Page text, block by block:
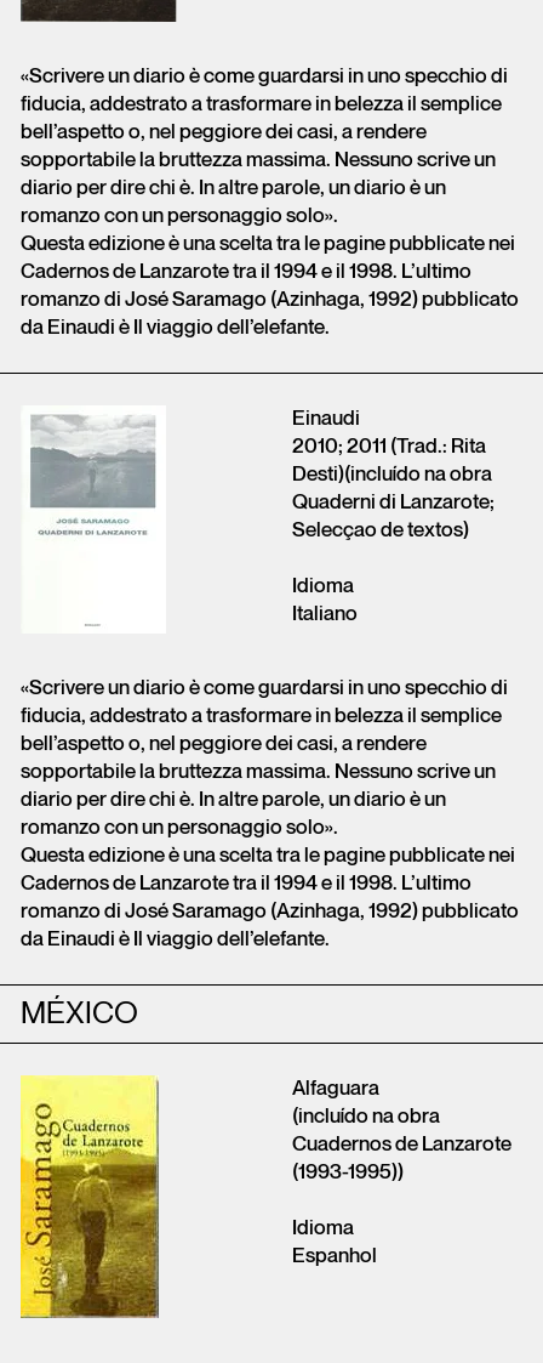
«Scrivere un diario è come guardarsi in uno specchio di
fiducia, addestrato a trasformare in belezza il semplice
bell’aspetto o, nel peggiore dei casi, a rendere
sopportabile la bruttezza massima. Nessuno scrive un
diario per dire chi è. In altre parole, un diario è un
romanzo con un personaggio solo».
Questa edizione è una scelta tra le pagine pubblicate nei
Cadernos de Lanzarote tra il 1994 e il 1998. L’ultimo
romanzo di José Saramago (Azinhaga, 1992) pubblicato
da Einaudi è Il viaggio dell’elefante.
Einaudi
2010; 2011 (Trad.: Rita
Desti)(incluído na obra
Quaderni di Lanzarote;
Selecçao de textos)
Idioma
Italiano
«Scrivere un diario è come guardarsi in uno specchio di
fiducia, addestrato a trasformare in belezza il semplice
bell’aspetto o, nel peggiore dei casi, a rendere
sopportabile la bruttezza massima. Nessuno scrive un
diario per dire chi è. In altre parole, un diario è un
romanzo con un personaggio solo».
Questa edizione è una scelta tra le pagine pubblicate nei
Cadernos de Lanzarote tra il 1994 e il 1998. L’ultimo
romanzo di José Saramago (Azinhaga, 1992) pubblicato
da Einaudi è Il viaggio dell’elefante.
MÉXICO
Alfaguara
(incluído na obra
Cuadernos de Lanzarote
(1993-1995))
Idioma
Espanhol